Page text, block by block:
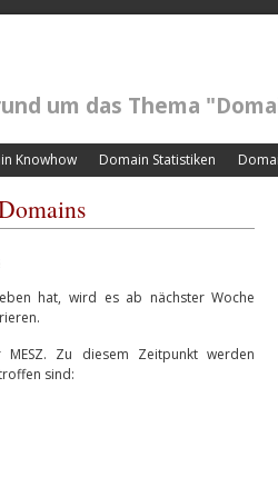
um das Thema
Knowhow Domain Statistiken
hat, wird es ab nächster Woche
Zu diesem Zeitpunkt werden
sind: